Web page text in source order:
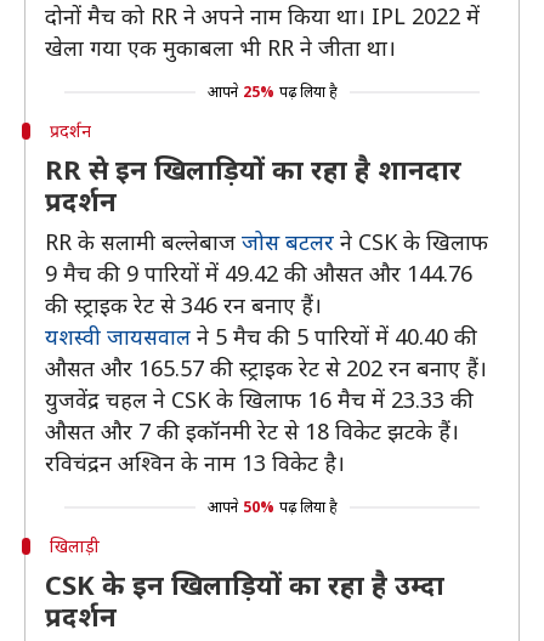
दोनों मैच को RR ने अपने नाम किया था। IPL 2022 में
खेला गया एक मुकाबला भी RR ने जीता था।
आपने 25% पढ़ लिया है
प्रदर्शन
RR से इन खिलाड़ियों का रहा है शानदार
प्रदर्शन
RR के सलामी बल्लेबाज जोस बटलर ने CSK के खिलाफ
9 मैच की 9 पारियों में 49.42 की औसत और 144.76
की स्ट्राइक रेट से 346 रन बनाए हैं।
यशस्वी जायसवाल ने 5 मैच की 5 पारियों में 40.40 की
औसत और 165.57 की स्ट्राइक रेट से 202 रन बनाए हैं।
युजवेंद्र चहल ने CSK के खिलाफ 16 मैच में 23.33 की
औसत और 7 की इकॉनमी रेट से 18 विकेट झटके हैं।
रविचंद्रन अश्विन के नाम 13 विकेट है।
आपने 50% पढ़ लिया है
खिलाड़ी
CSK के इन खिलाड़ियों का रहा है उम्दा
प्रदर्शन